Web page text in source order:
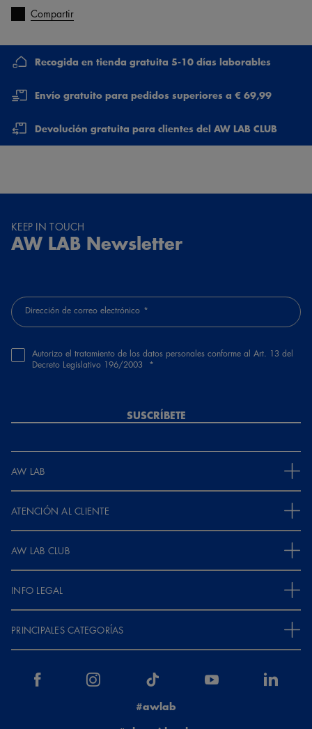
Compartir
Recogida en tienda gratuita 5-10 días laborables
Envío gratuito para pedidos superiores a € 69,99
Devolución gratuita para clientes del AW LAB CLUB
KEEP IN TOUCH
AW LAB Newsletter
Dirección de correo electrónico
Autorizo el tratamiento de los datos personales conforme al Art. 13 del
Decreto Legislativo 196/2003
SUSCRÍBETE
AW LAB
ATENCIÓN AL CLIENTE
AW LAB CLUB
INFO LEGAL
PRINCIPALES CATEGORÍAS
#awlab